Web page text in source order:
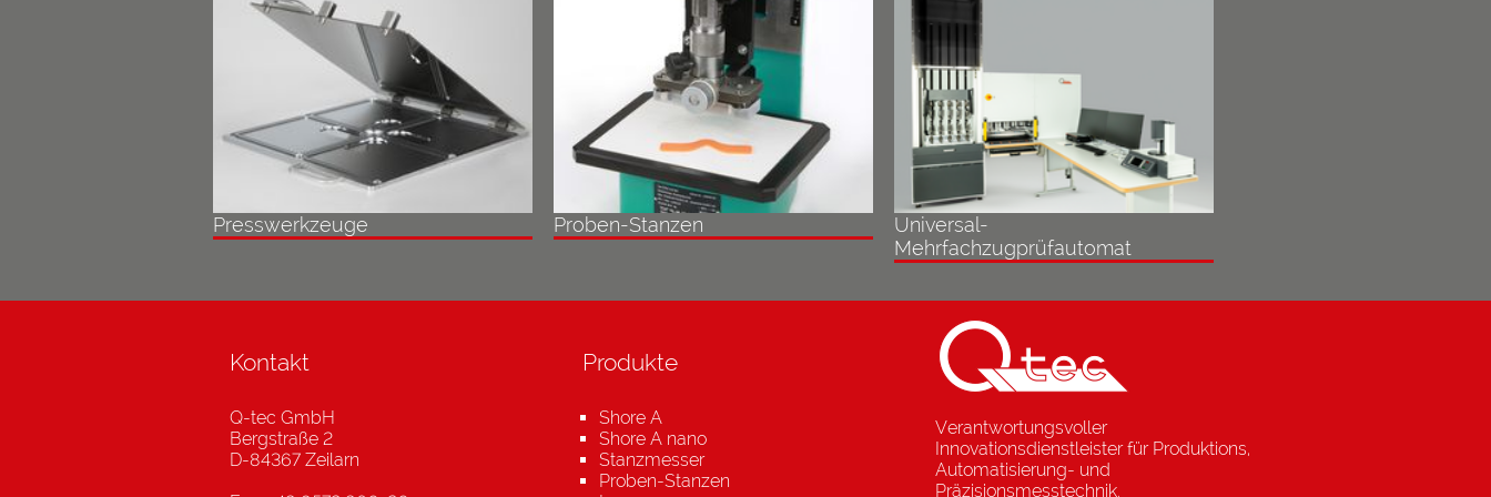
Presswerkzeuge Proben-Stanzen
Universal-
Mehrfachzugprüfautomat
Kontakt
Q-tec GmbH
Bergstraße 2
D-84367 Zeilarn
Produkte
Shore A
Shore A nano
Stanzmesser
Proben-Stanzen
Verantwortungsvoller
Innovationsdienstleister für Produktions,
Automatisierung- und
Präzisionsmesstechnik.